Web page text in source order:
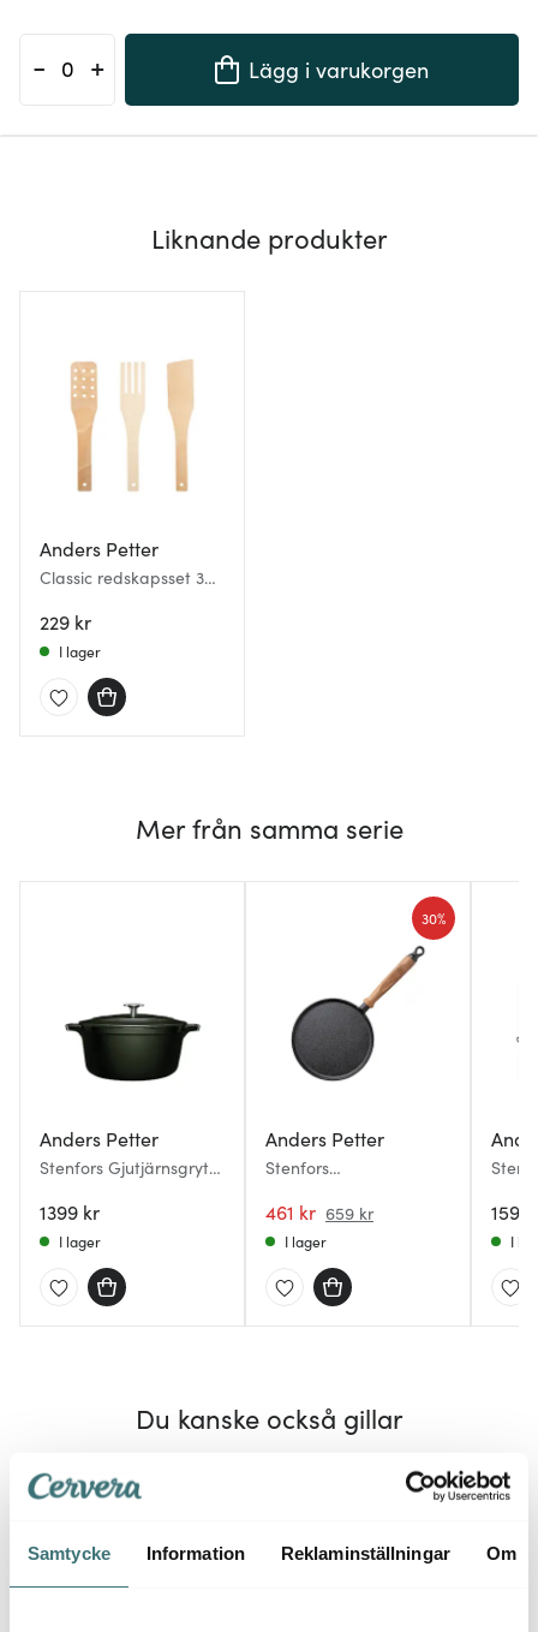
Samtycke Information Reklaminställningar Om
- + Lägg i varukorgen
Liknande produkter
Anders Petter
Classic redskapsset 3
229 kr
I lager
Mer från samma serie
Anders Petter
Stenfors Gjutjärnsgryta
1399 kr
I lager
Anders Petter
Stenfors
gjutjärn/trä
461 kr 659 kr
30%
I lager
1599
I
Du kanske också gillar
Lagerrensning